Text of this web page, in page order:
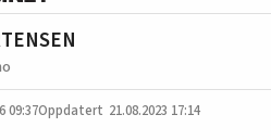
09:37 21.08.2023 17:14